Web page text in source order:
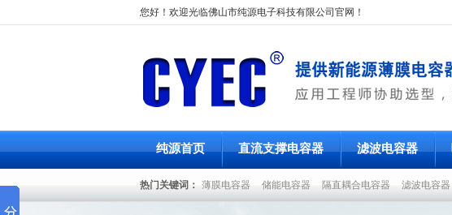
您好！欢迎光临佛山市纯源电子科技有限公司官网！
纯源首页 直流支撑电容器 滤波电容器
热门关键词： 薄膜电容器 储能电容器 隔直耦合电容器 滤波电容器